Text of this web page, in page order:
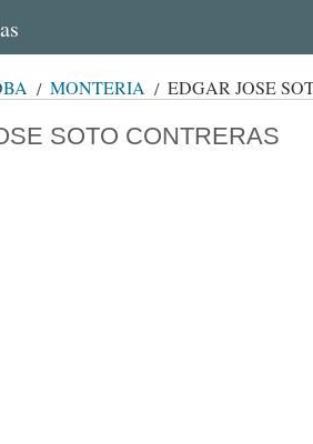
MONTERÍA EDGAR JOSE
SOTO CONTRERAS